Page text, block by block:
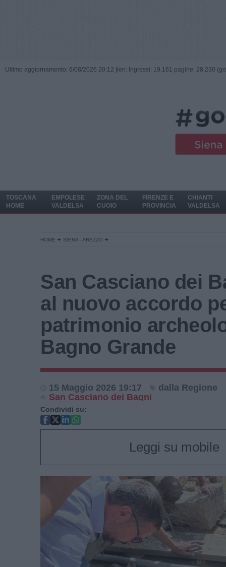
Ultimo aggiornamento: 6/08/2026 20:12 | ieri: Ingressi: 19.161 pagine: 28.230
TOSCANA
HOME
EMPOLESE
VALDELSA
ZONA DEL
CUOIO
FIRENZE E
PROVINCIA
CHIANTI
VALDELSA
HOME SIENA - AREZZO
San Casciano dei
al nuovo accordo
patrimonio
Bagno Grande
15 Maggio 2026 19:17
dalla Regione
San Casciano dei Bagni
Condividi su:
Leggi su mobile